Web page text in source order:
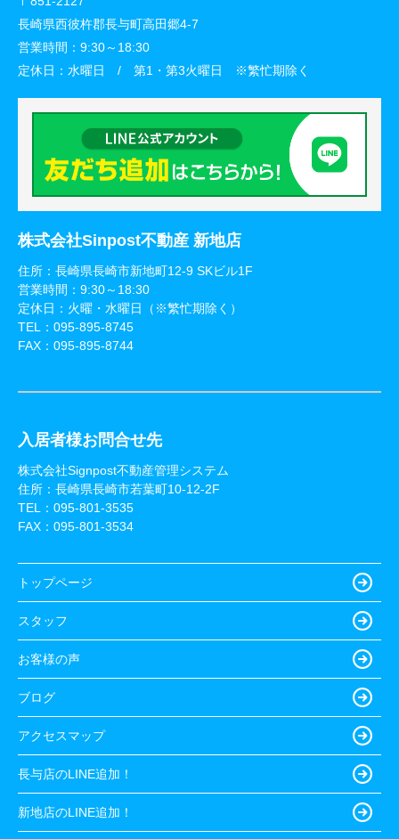
長崎県西彼杵郡長与町高田郷4-7
営業時間： 9:30～18:30
定休日： 水曜日 / 第1・第3火曜日 ※繁忙期除く
株式会社Sinpost不動産 新地店
住所：長崎県長崎市新地町12-9 SKビル1F
営業時間：9:30～18:30
定休日：火曜・水曜日（※繁忙期除く）
TEL： 095-895-8745
FAX：095-895-8744
入居者様お問合せ先
株式会社Signpost不動産管理システム
住所：長崎県長崎市若葉町10-12-2F
TEL： 095-801-3535
FAX：095-801-3534
トップページ
スタッフ
お客様の声
ブログ
アクセスマップ
長与店のLINE追加！
新地店のLINE追加！